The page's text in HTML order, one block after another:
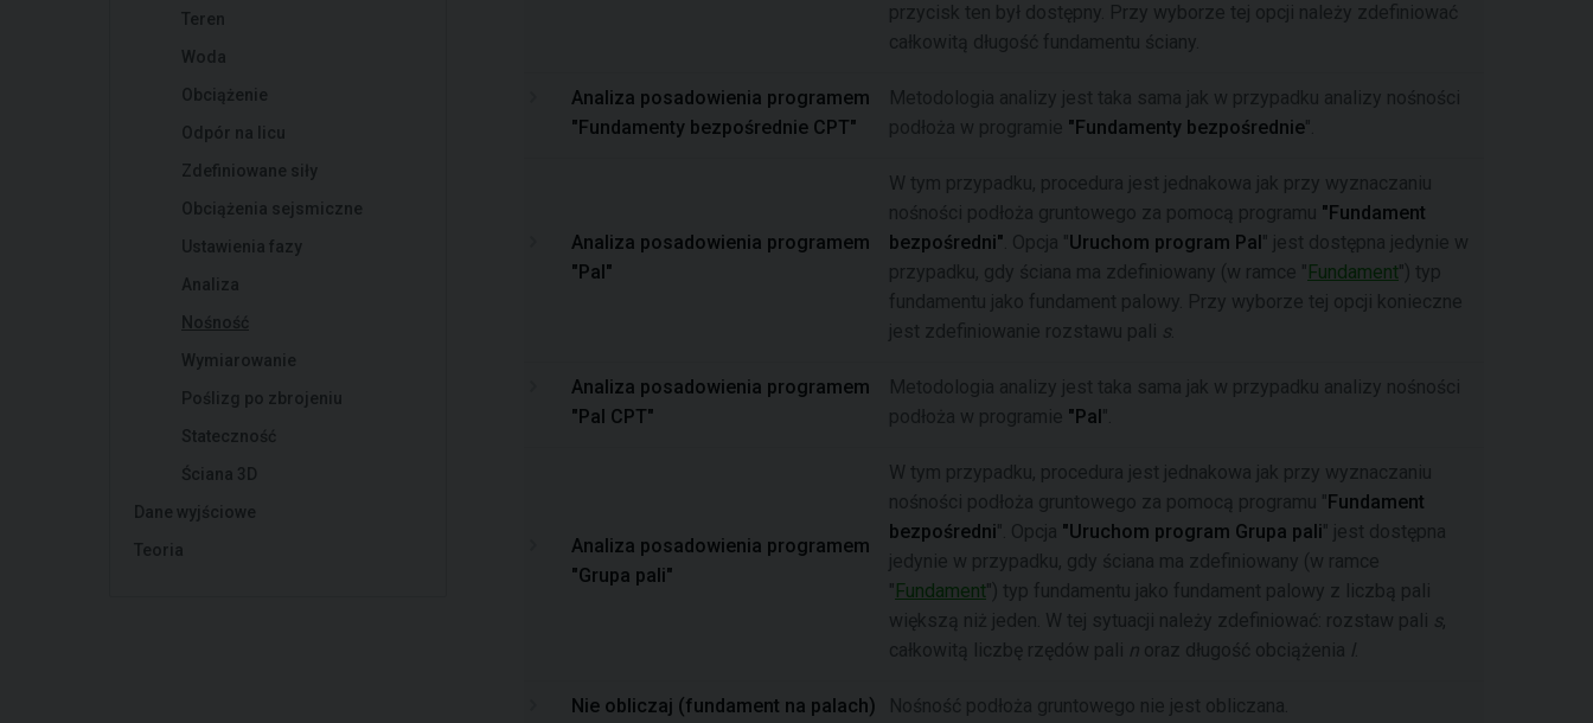
Teren
Woda
Obciążenie
Odpór na licu
Zdefiniowane siły
Obciążenia sejsmiczne
Ustawienia fazy
Analiza
Nośność
Wymiarowanie
Poślizg po zbrojeniu
Stateczność
Ściana 3D
Dane wyjściowe
Teoria
przycisk ten był dostępny. Przy wyborze tej opcji należy zdefiniować
całkowitą długość fundamentu ściany.
Analiza posadowienia programem
"Fundamenty bezpośrednie CPT"
Metodologia analizy jest taka sama jak w przypadku analizy nośności
podłoża w programie "Fundamenty bezpośrednie".
Analiza posadowienia programem
"Pal"
W tym przypadku, procedura jest jednakowa jak przy wyznaczaniu
nośności podłoża gruntowego za pomocą programu "Fundament
bezpośredni" . Opcja "Uruchom program Pal" jest dostępna jedynie w
przypadku, gdy ściana ma zdefiniowany (w ramce "Fundament") typ
fundamentu jako fundament palowy. Przy wyborze tej opcji konieczne
jest zdefiniowanie rozstawu pali s
Analiza posadowienia programem
"Pal CPT"
Metodologia analizy jest taka sama jak w przypadku analizy nośności
podłoża w programie "Pal".
Analiza posadowienia programem
"Grupa pali"
W tym przypadku, procedura jest jednakowa jak przy wyznaczaniu
nośności podłoża gruntowego za pomocą programu "Fundament
bezpośredni". Opcja "Uruchom program Grupa pali" jest dostępna
jedynie w przypadku, gdy ściana ma zdefiniowany (w ramce
"Fundament") typ fundamentu jako fundament palowy z liczbą pali
większą niż jeden. W tej sytuacji należy zdefiniować: rozstaw pali s,
całkowitą liczbę rzędów pali n oraz długość obciążenia l.
Nie obliczaj (fundament na palach) Nośność podłoża gruntowego nie jest obliczana.